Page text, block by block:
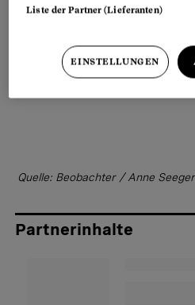
Quelle: Beobachter / Anne
Partnerinhalte
Liste der Partner (Lieferanten)
EINSTELLUNGEN